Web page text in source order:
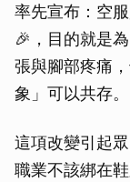
率先宣布：空
🎉，目的就是
張與腳部疼痛
象」可以共存。
這項改變引起
職業不該綁在